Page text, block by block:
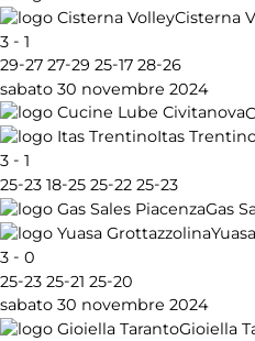
Cisterna
3 - 1
29-27 27-29 25-17 28-26
sabato 30 novembre 2024
Itas
3 - 1
25-23 18-25 25-22 25-23
Gas
3 - 0
25-23 25-21 25-20
sabato 30 novembre 2024
Gioiella